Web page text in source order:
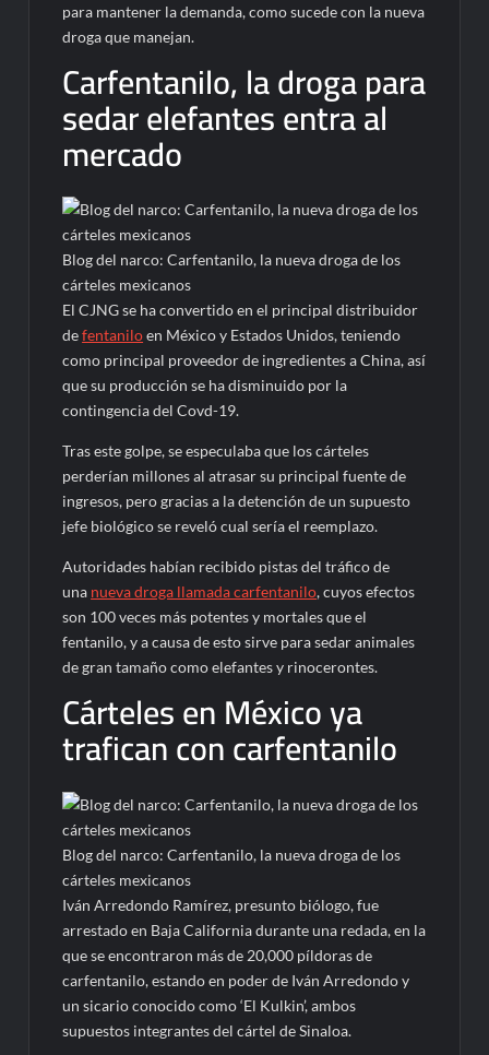
para mantener la demanda, como sucede con la nueva
droga que manejan.
Carfentanilo, la droga para
sedar elefantes entra al
mercado
Blog del narco: Carfentanilo, la nueva droga de los
cárteles mexicanos
El CJNG se ha convertido en el principal distribuidor
defentaniloen México y Estados Unidos, teniendo
como principal proveedor de ingredientes a China, así
que su producción se ha disminuido por la
contingencia del Covd-19.
Tras este golpe, se especulaba que los cárteles
perderían millones al atrasar su principal fuente de
ingresos, pero gracias a la detención de un supuesto
jefe biológico se reveló cual sería el reemplazo.
Autoridades habían recibido pistas del tráfico de
una nueva droga llamada carfentanilo, cuyos efectos
son 100 veces más potentes y mortales que el
fentanilo, y a causa de esto sirve para sedar animales
de gran tamaño como elefantes y rinocerontes.
Cárteles en México ya
trafican con carfentanilo
Blog del narco: Carfentanilo, la nueva droga de los
cárteles mexicanos
Iván Arredondo Ramírez, presunto biólogo, fue
arrestado en Baja California durante una redada, en la
que se encontraron más de 20,000 píldoras de
carfentanilo, estando en poder de Iván Arredondo y
un sicario conocido como ‘El Kulkin’, ambos
supuestos integrantes del cártel de Sinaloa.